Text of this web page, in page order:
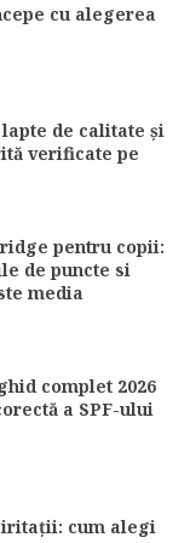
cu alegerea
de calitate și
verificate pe
pentru copii:
de puncte si
media
complet 2026
a SPF-ului
cum alegi